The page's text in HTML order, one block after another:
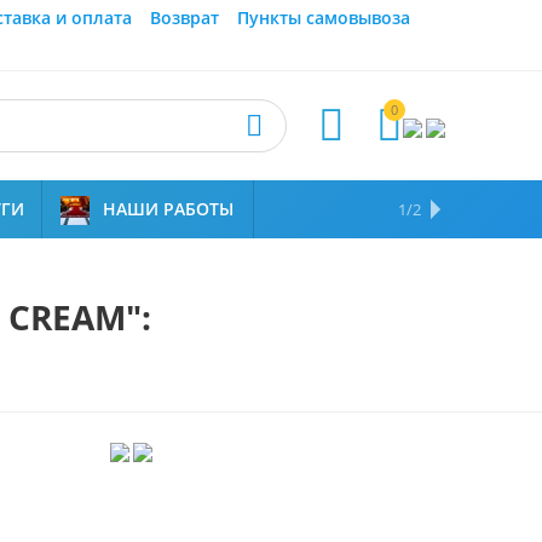
и оплата Возврат
Пункты самовывоза
0



НАШИ РАБОТЫ НАМ ДОВЕРЯЮТ
1/2